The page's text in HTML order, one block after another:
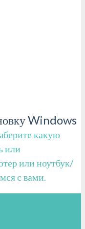
Windows
какую
или
или ноутбук/
с вами.